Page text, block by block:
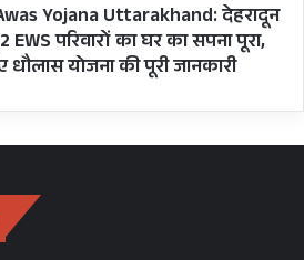
Yojana Uttarakhand: देहरादून
EWS परिवारों का घर का सपना पूरा,
धौलास योजना की पूरी जानकारी